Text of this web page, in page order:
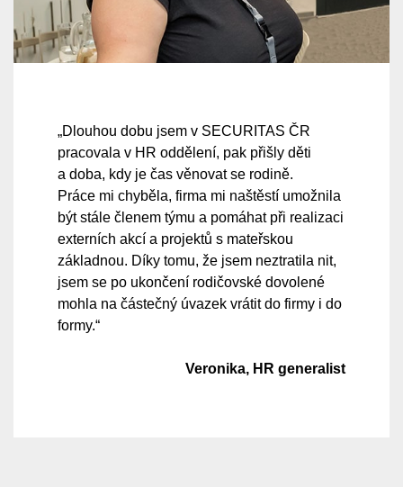
„Dlouhou dobu jsem v SECURITAS ČR
pracovala v HR oddělení, pak přišly děti
a doba, kdy je čas věnovat se rodině.
Práce mi chyběla, firma mi naštěstí umožnila
být stále členem týmu a pomáhat při realizaci
externích akcí a projektů s mateřskou
základnou. Díky tomu, že jsem neztratila nit,
jsem se po ukončení rodičovské dovolené
mohla na částečný úvazek vrátit do firmy i do
formy.“
Veronika, HR generalist